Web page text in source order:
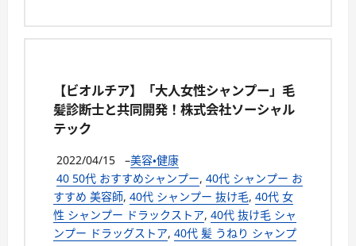
【ビオルチア】「大人女性シャンプー」毛
髪診断士と共同開発！株式会社ソーシャル
テック
2022/04/15 –美容・健康
40 50代 おすすめシャンプー, 40代 シャンプー お
すすめ 美容師, 40代 シャンプー 抜け毛, 40代 女
性 シャンプー ドラックストア, 40代 抜け毛 シャ
ンプー ドラッグストア, 40代 髪 うねり シャンプ